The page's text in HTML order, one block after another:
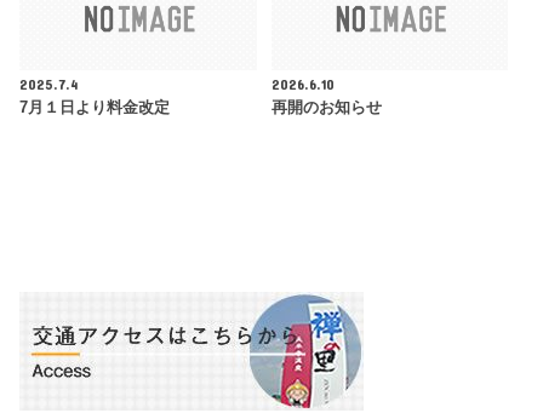
2025.7.4
7月１日より料金改定
2026.6.10
再開のお知らせ